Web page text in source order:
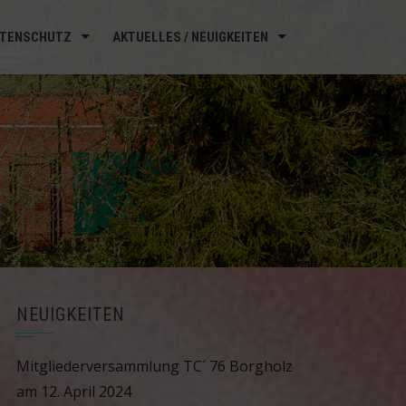
AKTUELLES / NEUIGKEITEN
NEUIGKEITEN
Mitgliederversammlung TC´ 76 Borgholz
am 12. April 2024